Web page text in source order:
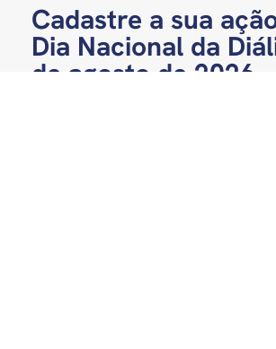
Cadastre a sua
Dia Nacional da
de agosto de 2026